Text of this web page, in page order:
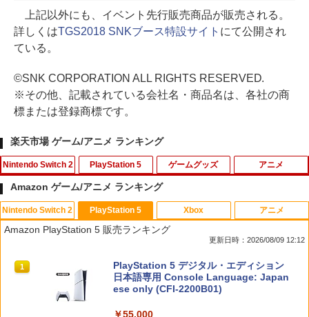
上記以外にも、イベント先行販売商品が販売される。
詳しくはTGS2018 SNKブース特設サイト にて公開され
ている。
©SNK CORPORATION ALL RIGHTS RESERVED.
※その他、記載されている会社名・商品名は、各社の商
標または登録商標です。
楽天市場 ゲーム/アニメ ランキング
Nintendo Switch 2
1
ゼルダの伝説 ブレス オブ ザ ワイルド
Nintendo Switch 2 Edition
PlayStation 5
1
【ポイント5倍】PS5 Slim スタンド 新型
縦置き 冷却ファン スタンド 冷却パッド
縦置き 垂直 充電器 USB 静音 リモコン
滑り止め 冷却台 2台同時充電
￥3,600
ゲームグッズ
1
HDMI キャプチャーボード Switch/UVC
対応 4K 1080P Type C&USB A&USB
C 2in1 ビデオ録画 ゲーム録画 ライブ配
e
￥1,780
アニメ
1
【中古】メリダとおそろしの森 BD+DVD
(アウターケース) 【ブルーレイ】／ケリ
ー・マクドナルドブルーレイ／海外アニ
￥1,337
Amazon ゲーム/アニメ ランキング
Nintendo Switch 2
1
スプラトゥーン レイダース|オンライン
コード版
PlayStation 5
Amazon PlayStation 5 販売ランキング
更新日時：2026/08/09 12:12
1
PlayStation 5 デジタル・エディション
日本語専用 Console Language: Japan
ese only (CFI-2200B01)
￥55,000
Xbox アニメ